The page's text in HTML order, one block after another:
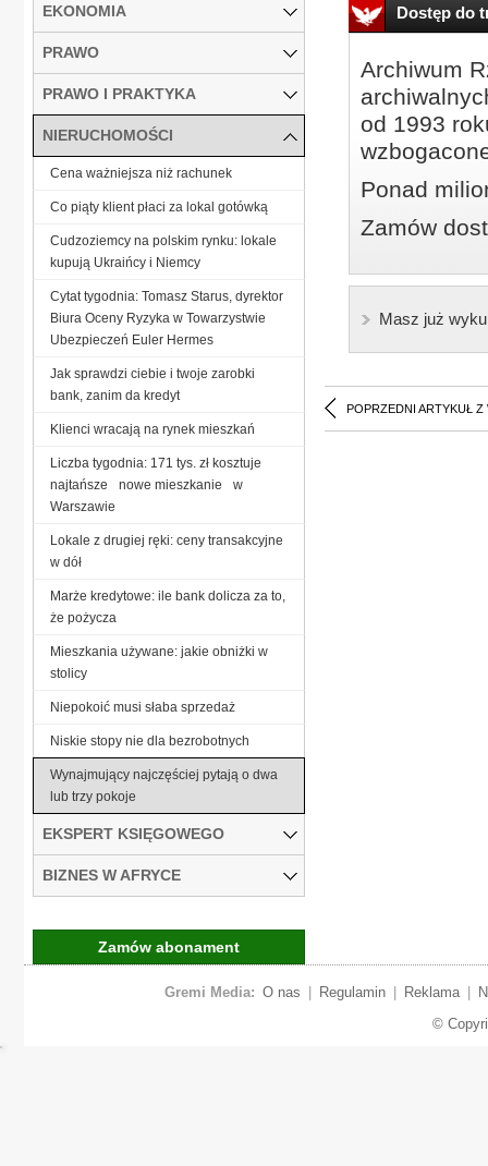
Dostęp do
Archiwum
od 1993
Ponad
Zamów
Masz już
POPRZEDNI ARTYKUŁ Z
EKONOMIA
PRAWO
PRAWO I PRAKTYKA
NIERUCHOMOŚCI
Cena ważniejsza niż rachunek
Co piąty klient płaci za lokal gotówką
Cudzoziemcy na polskim rynku: lokale
kupują Ukraińcy i Niemcy
Cytat tygodnia: Tomasz Starus, dyrektor
Biura Oceny Ryzyka w Towarzystwie
Ubezpieczeń Euler Hermes
Jak sprawdzi ciebie i twoje zarobki
bank, zanim da kredyt
Klienci wracają na rynek mieszkań
Liczba tygodnia: 171 tys. zł kosztuje
najtańsze nowe mieszkanie w
Warszawie
Lokale z drugiej ręki: ceny transakcyjne
w dół
Marże kredytowe: ile bank dolicza za to,
że pożycza
Mieszkania używane: jakie obniżki w
stolicy
Niepokoić musi słaba sprzedaż
Niskie stopy nie dla bezrobotnych
Wynajmujący najczęściej pytają o dwa
lub trzy pokoje
EKSPERT KSIĘGOWEGO
BIZNES W AFRYCE
Zamów abonament
Gremi Media: O nas Regulamin Reklama
©